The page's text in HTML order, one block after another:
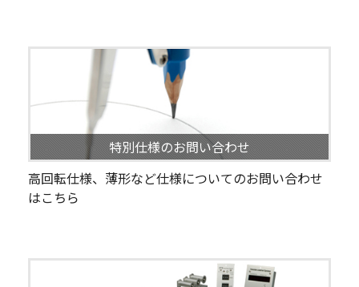
特別仕様のお問い合わせ
高回転仕様、薄形など仕様についてのお問い合わせ
はこちら